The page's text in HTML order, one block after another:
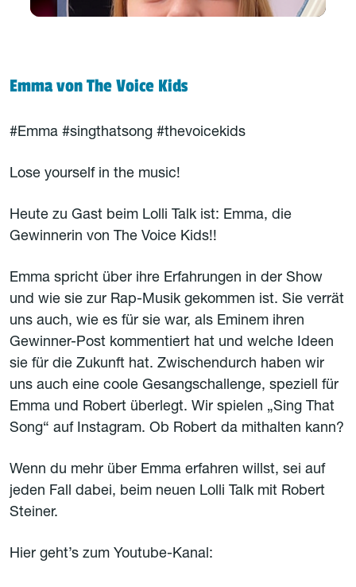
Emma von The Voice Kids
#Emma #singthatsong #thevoicekids
Lose yourself in the music!
Heute zu Gast beim Lolli Talk ist: Emma, die
Gewinnerin von The Voice Kids!!
Emma spricht über ihre Erfahrungen in der Show
und wie sie zur Rap-Musik gekommen ist. Sie verrät
uns auch, wie es für sie war, als Eminem ihren
Gewinner-Post kommentiert hat und welche Ideen
sie für die Zukunft hat. Zwischendurch haben wir
uns auch eine coole Gesangschallenge, speziell für
Emma und Robert überlegt. Wir spielen „Sing That
Song“ auf Instagram. Ob Robert da mithalten kann?
Wenn du mehr über Emma erfahren willst, sei auf
jeden Fall dabei, beim neuen Lolli Talk mit Robert
Steiner.
Hier geht’s zum Youtube-Kanal: